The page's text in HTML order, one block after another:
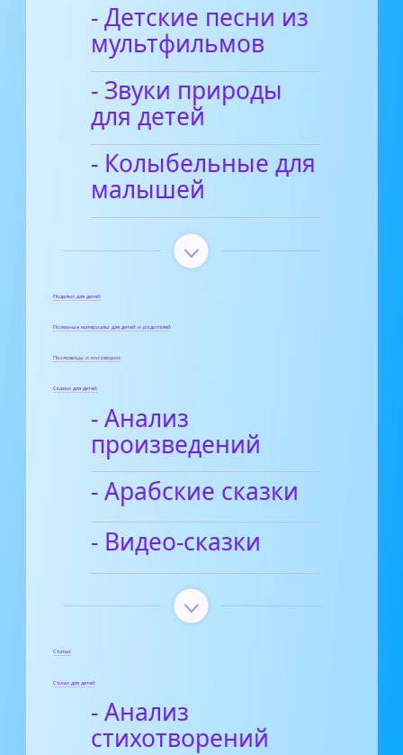
- Детские песни из
мультфильмов
- Звуки природы
для детей
- Колыбельные для
малышей
Поделки для детей
Полезные материалы для детей и родителей
Пословицы и поговорки
Сказки для детей
- Анализ
произведений
- Арабские сказки
- Видео-сказки
Статьи
Стихи для детей
- Анализ
стихотворений